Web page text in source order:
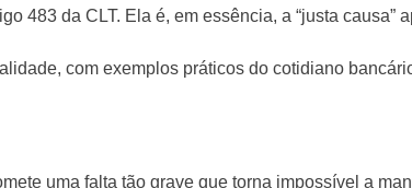
483 da CLT. Ela é, em essência, a “justa causa”
com exemplos práticos do cotidiano
uma falta tão grave que torna impossível a